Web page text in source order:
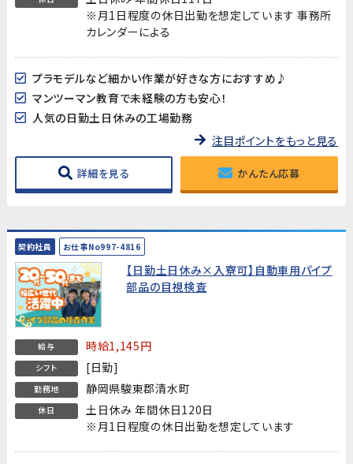
※月1日程度の休日出勤を想定しています 事務所
カレンダーによる
プラモデルなど細かい作業が好きな方におすすめ♪
マンツーマン教育で未経験の方も安心！
人気の日勤土日休みの工場勤務
注目ポイントをもっと見る
詳細を見る かんたん応募
契約社員 お仕事No997-4816
【日勤土日休み×入寮可】自動車用パイプ
部品の目視検査
給与 時給1,145円
シフト [日勤]
勤務地 静岡県駿東郡清水町
休日
土日休み 年間休日120日
※月1日程度の休日出勤を想定しています